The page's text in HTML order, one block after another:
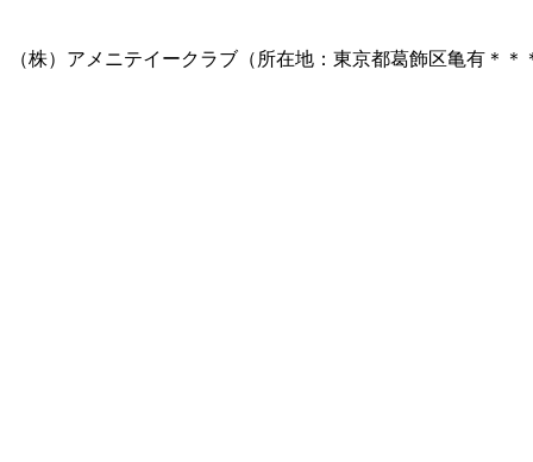
（株）アメニテイークラブ（所在地：東京都葛飾区亀有＊